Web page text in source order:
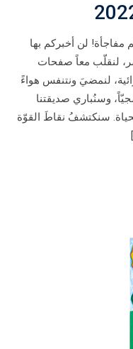
مفاجأة! لن أخبركم بها
لنقلّب معاً صفحات
لنمضيَ ونتنفس هواءً
وسنُباري صديقتنا
سنكتشفُ نقاطَ القوّة